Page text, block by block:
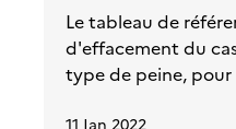
Le tableau de
d'effacement du
type de peine, pour
11 Jan 2022